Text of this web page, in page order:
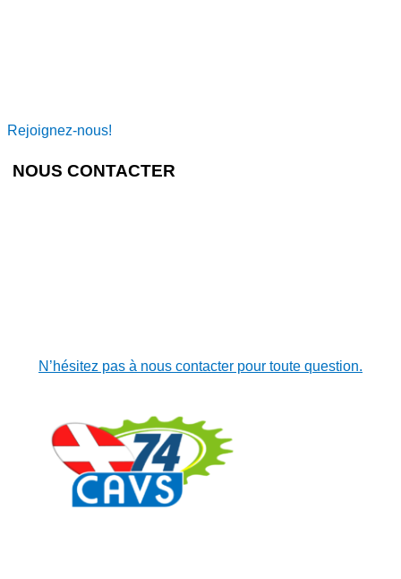
Rejoignez-nous!
NOUS CONTACTER
N’hésitez pas à nous contacter pour toute question.